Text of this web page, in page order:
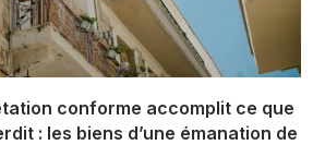
conforme accomplit ce que
: les biens d’une émanation de